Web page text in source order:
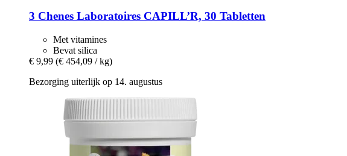
3 Chenes Laboratoires CAPILL’R, 30 Tabletten
Met vitamines
Bevat silica
€ 9,99 (€ 454,09 / kg)
Bezorging uiterlijk op 14. augustus